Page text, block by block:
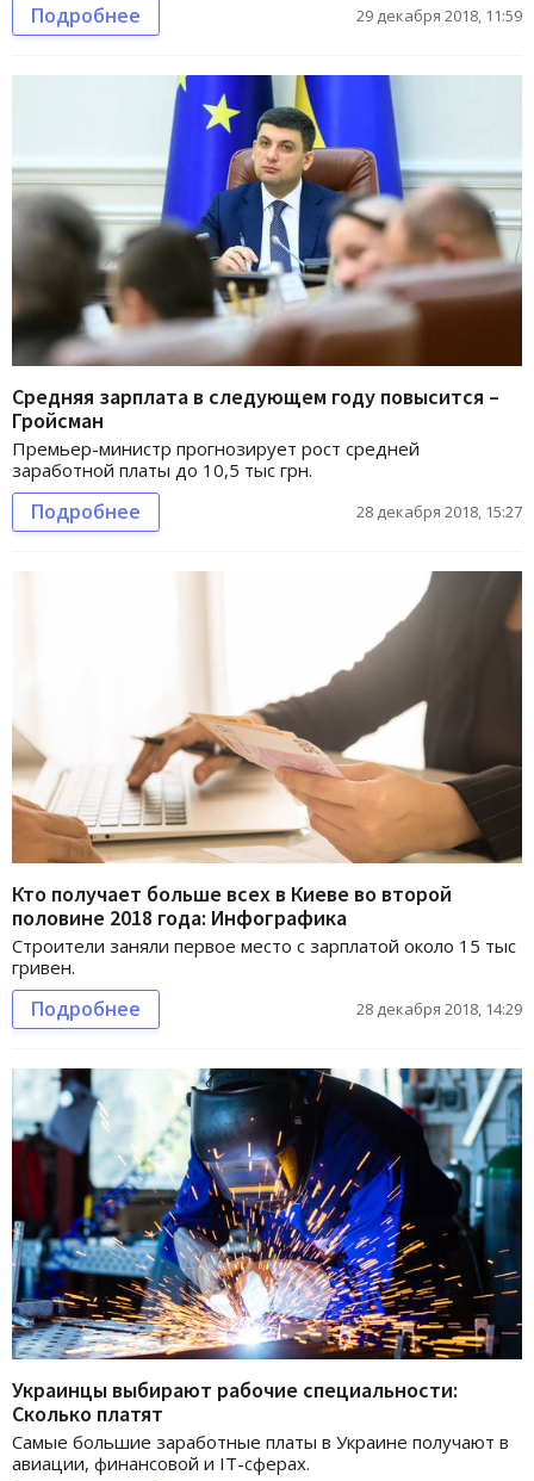
Подробнее 29 декабря 2018, 11:59
Средняя зарплата в следующем году повысится –
Гройсман
Премьер-министр прогнозирует рост средней
заработной платы до 10,5 тыс грн.
Подробнее 28 декабря 2018, 15:27
Кто получает больше всех в Киеве во второй
половине 2018 года: Инфографика
Строители заняли первое место с зарплатой около 15 тыс
гривен.
Подробнее 28 декабря 2018, 14:29
Украинцы выбирают рабочие специальности:
Сколько платят
Самые большие заработные платы в Украине получают в
авиации, финансовой и IT-сферах.